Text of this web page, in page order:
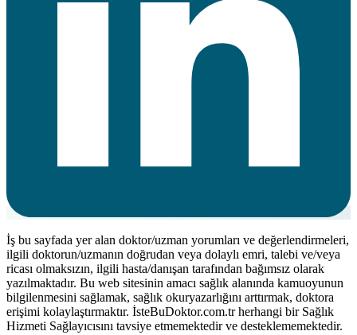
İş bu sayfada yer alan doktor/uzman yorumları ve değerlendirmeleri,
ilgili doktorun/uzmanın doğrudan veya dolaylı emri, talebi ve/veya
ricası olmaksızın, ilgili hasta/danışan tarafından bağımsız olarak
yazılmaktadır. Bu web sitesinin amacı sağlık alanında kamuoyunun
bilgilenmesini sağlamak, sağlık okuryazarlığını arttırmak, doktora
erişimi kolaylaştırmaktır. İsteBuDoktor.com.tr herhangi bir Sağlık
Hizmeti Sağlayıcısını tavsiye etmemektedir ve desteklememektedir.